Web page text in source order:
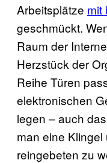
Arbeitsplätze mit
geschmückt.
Raum der
Herzstück der
Reihe Türen
elektronischen
legen – auch
man eine
reingebeten zu